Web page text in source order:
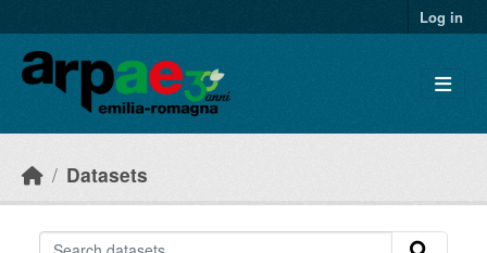
Log in
Datasets